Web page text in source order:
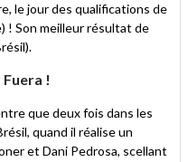
le jour des qualifications de
! Son meilleur résultat de
!
que deux fois dans les
quand il réalise un
et Dani Pedrosa, scellant